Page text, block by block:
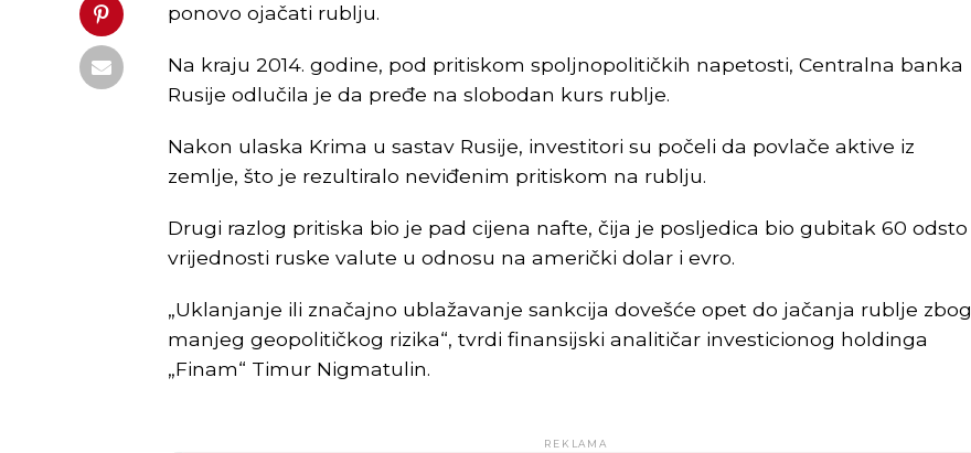
ponovo ojačati rublju.
Na kraju 2014. godine, pod pritiskom spoljnopolitičkih napetosti, Centralna banka
Rusije odlučila je da pređe na slobodan kurs rublje.
Nakon ulaska Krima u sastav Rusije, investitori su počeli da povlače aktive iz
zemlje, što je rezultiralo neviđenim pritiskom na rublju.
Drugi razlog pritiska bio je pad cijena nafte, čija je posljedica bio gubitak 60 odsto
vrijednosti ruske valute u odnosu na američki dolar i evro.
„Uklanjanje ili značajno ublažavanje sankcija dovešće opet do jačanja rublje zbog
manjeg geopolitičkog rizika“, tvrdi finansijski analitičar investicionog holdinga
„Finam“ Timur Nigmatulin.
REKLAMA